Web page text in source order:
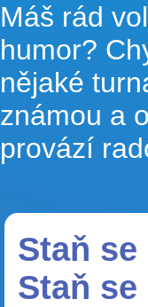
Máš rád
humor?
nějaké
známou a
provází
Staň
Staň